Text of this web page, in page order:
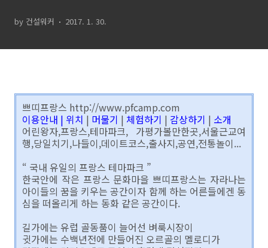
by 건설워커 2017. 1. 30.
쁘띠프랑스 http://www.pfcamp.com
이용안내 | 위치 | 머물기 | 체험하기 | 감상하기 | 소개
어린왕자,프랑스,테마파크, 가평가볼만한곳,서울근교여
행,당일치기,나들이,데이트코스,출사지,공연,전통놀이...
“ 국내 유일의 프랑스 테마파크 ”
한국안에 작은 프랑스 문화마을 쁘띠프랑스는 자라나는
아이들의 꿈을 키우는 공간이자 함께 하는 어른들에겐 동
심을 떠올리게 하는 동화 같은 공간이다.
길가에는 유럽 골동품이 늘어선 벼룩시장이
귓가에는 수백년전에 만들어진 오르골의 멜로디가